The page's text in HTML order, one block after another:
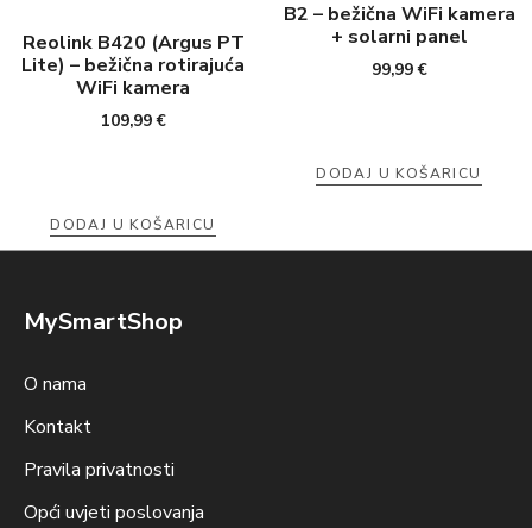
Reolink B420 (Argus PT
Lite) – bežična rotirajuća
WiFi kamera
109,99€
DODAJ U KOŠARICU
B2 – bežična WiFi kamera
+ solarni panel
99,99€
DODAJ U KOŠARICU
MySmartShop
O nama
Kontakt
Pravila privatnosti
Opći uvjeti poslovanja